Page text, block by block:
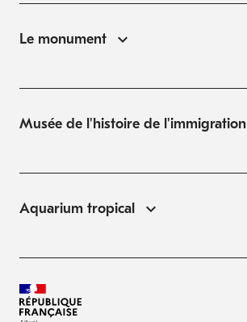
Le monument
Musée de l'histoire de l'immigration
Aquarium tropical